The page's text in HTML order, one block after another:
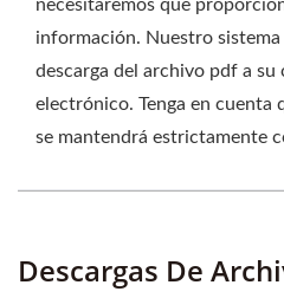
necesitaremos que
información. Nuestro
descarga del archivo pdf a su
electrónico. Tenga en cuenta
se mantendrá estrictamente
Descargas De